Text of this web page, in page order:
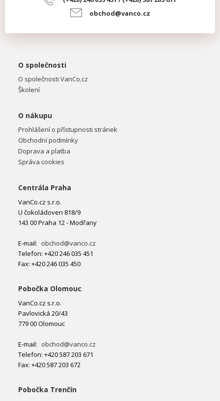
obchod@vanco.cz
O společnosti
O společnosti VanCo.cz
Školení
O nákupu
Prohlášení o přístupnosti stránek
Obchodní podmínky
Doprava a platba
Správa cookies
Centrála Praha
VanCo.cz s.r.o.
U čokoládoven 818/9
143 00 Praha 12 - Modřany
E-mail: obchod@vanco.cz
Telefon: +420 246 035 451
Fax: +420 246 035 450
Pobočka Olomouc
VanCo.cz s.r.o.
Pavlovická 20/43
779 00 Olomouc
E-mail: obchod@vanco.cz
Telefon: +420 587 203 671
Fax: +420 587 203 672
Pobočka Trenčín